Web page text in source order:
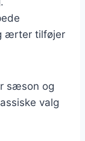
ærter tilføjer
sæson og
valg